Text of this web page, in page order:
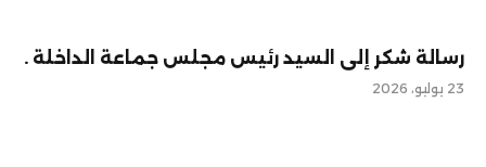
رسالة شكر إلى السيد رئيس مجلس جماعة الداخلة .
23 يوليو، 2026